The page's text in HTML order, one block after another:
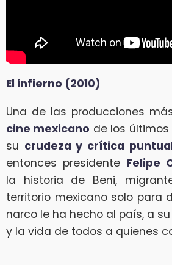
El infierno (2010)
Una de las producciones
cine mexicano de los
su crudeza y crítica
entonces presidente Felipe
la historia de Beni,
territorio mexicano solo para
narco le ha hecho al país, a
y la vida de todos a quienes